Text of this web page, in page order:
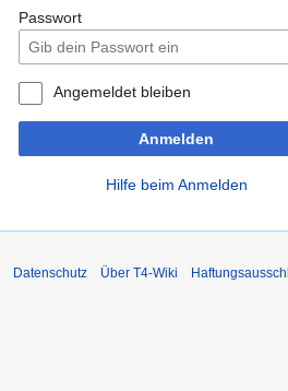
Passwort
Angemeldet bleiben
Anmelden
Hilfe beim Anmelden
Datenschutz Über T4-Wiki